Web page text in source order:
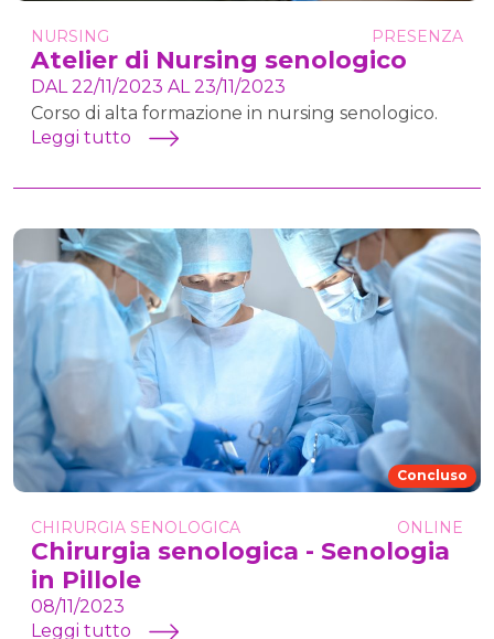
NURSING PRESENZA
Atelier di Nursing senologico
DAL 22/11/2023 AL 23/11/2023
Corso di alta formazione in nursing senologico.
Leggi tutto
Concluso
CHIRURGIA SENOLOGICA ONLINE
Chirurgia senologica - Senologia
in Pillole
08/11/2023
Leggi tutto